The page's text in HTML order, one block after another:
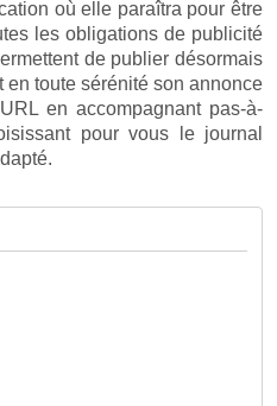
où elle paraîtra pour être
les obligations de publicité
de publier désormais
en toute sérénité son annonce
en accompagnant pas-à-
pour vous le journal